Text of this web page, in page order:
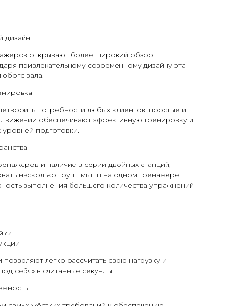
дизайн
открывают более широкий обзор
привлекательному современному дизайну эта
зала.
потребности любых клиентов: простые и
обеспечивают эффективную тренировку и
уровней подготовки.
и наличие в серии двойных станций,
несколько групп мышц на одном тренажере,
выполнения большего количества упражнений
легко рассчитать свою нагрузку и
себя» в считанные секунды.